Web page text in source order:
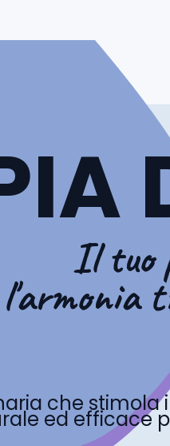
Il tuo
l'armonia
che stimola
ed efficace